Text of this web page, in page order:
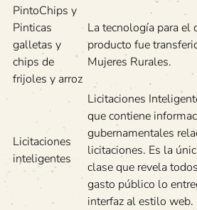
PintoChips y
Pinticas
galletas y
chips de
frijoles y arroz
La tecnología para el
producto fue
Mujeres Rurales.
Licitaciones
inteligentes
Licitaciones
que contiene
gubernamentales
licitaciones. Es la
clase que revela
gasto público lo
interfaz al estilo web.